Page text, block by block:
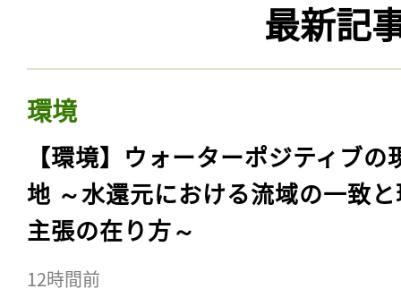
最新記
環境
【環境】ウォーターポジティブの
地 ～水還元における流域の一致
主張の在り方～
12時間前